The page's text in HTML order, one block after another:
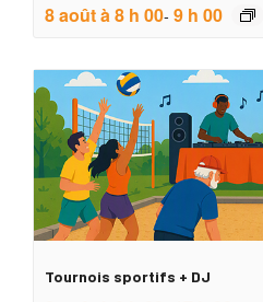
8 août à 8 h 00- 9 h 00
Tournois sportifs + DJ